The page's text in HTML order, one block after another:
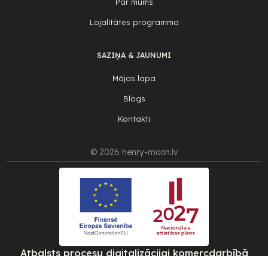
Lojalitātes programma
SAZIŅA & JAUNUMI
Mājas lapa
Blogs
Kontakti
© 2026 henry-moon.lv
Atbalsts procesu digitalizācijai komercdarbībā